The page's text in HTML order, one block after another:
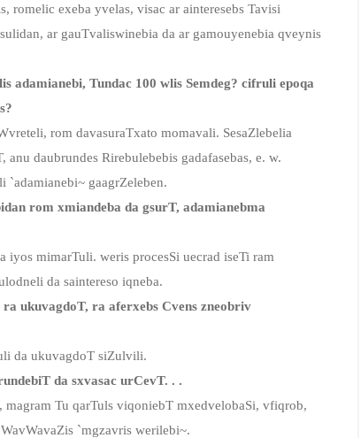
exeba yvelas, visac ar ainteresebs Tavisi
ar gauTvaliswinebia da ar gamouyenebia qveynis
adamianebi, Tundac 100 wlis Semdeg? cifruli epoqa
rom davasuraTxato momavali. SesaZlebelia
daubrundes Rirebulebebis gadafasebas, e. w.
`adamianebi~ gaagrZeleben.
rom xmiandeba da gsurT, adamianebma
mimarTuli. weris procesSi uecrad iseTi ram
da saintereso iqneba.
ukuvagdoT, ra aferxebs Cvens zneobriv
da ukuvagdoT siZulvili.
da sxvasac urCevT. . .
Tu qarTuls viqoniebT mxedvelobaSi, vfiqrob,
`mgzavris werilebi~.